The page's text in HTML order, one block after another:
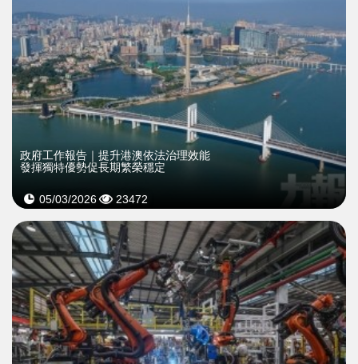
​政府工作報告｜提升港澳依法治理效能
發揮獨特優勢促長期繁榮穩定
05/03/2026 23472